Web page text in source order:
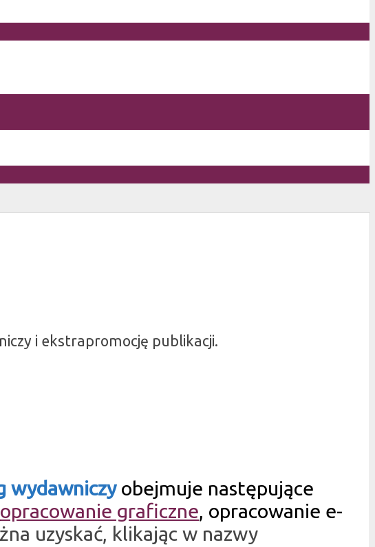
i ekstrapromocję publikacji.
wydawniczy obejmuje następujące
opracowanie graficzne, opracowanie e-
uzyskać, klikając w nazwy